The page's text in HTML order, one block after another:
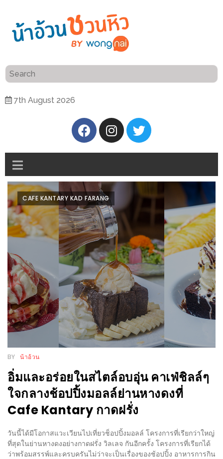
7th August 2026
แนะนำ
ติดต่อ
น้า
อ้วน
WONGNAI.COM
นโยบาย
ความ
เป็น
ส่วน
ตัว
ศิริ
ปัน
นาฯ
เชียงใหม่
#มา
เดิน
เล่น
กัน
มั้ย
ใน
อะไร
งาน
เดียว
ที่
ครั้ง
ช้อป
CAFE KANTARY KAD FARANG
BY น้าอ้วน
อิ่มและอร่อยในสไตล์อบอุ่น คาเฟ่ชิลล์ๆ
ใจกลางช้อปปิ้งมอลล์ย่านหางดงที่
Cafe Kantary กาดฝรั่ง
วันนี้ได้มีโอกาสแวะเวียนไปเที่ยวช็อปปิ้งมอลล์ โครงการที่เรียกว่าใหญ่
ที่สุดในย่านหางดงอย่างกาดฝรั่ง วิลเลจ กันอีกครั้ง โครงการที่เรียกได้
ว่าพร้อมสรรพ์และครบครันไม่ว่าจะเป็นเรื่องของช้อปปิ้ง อาหารการกิน